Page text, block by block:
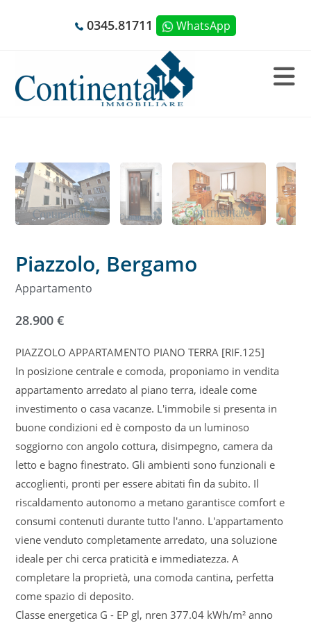
0345.81711 WhatsApp
contenuto
Piazzolo, Bergamo
Appartamento
28.900 €
PIAZZOLO APPARTAMENTO PIANO TERRA [RIF.125]
In posizione centrale e comoda, proponiamo in vendita
appartamento arredato al piano terra, ideale come
investimento o casa vacanze. L'immobile si presenta in
buone condizioni ed è composto da un luminoso
soggiorno con angolo cottura, disimpegno, camera da
letto e bagno finestrato. Gli ambienti sono funzionali e
accoglienti, pronti per essere abitati fin da subito. Il
riscaldamento autonomo a metano garantisce comfort e
consumi contenuti durante tutto l'anno. L'appartamento
viene venduto completamente arredato, una soluzione
ideale per chi cerca praticità e immediatezza. A
completare la proprietà, una comoda cantina, perfetta
come spazio di deposito.
Classe energetica G - EP gl, nren 377.04 kWh/m² anno